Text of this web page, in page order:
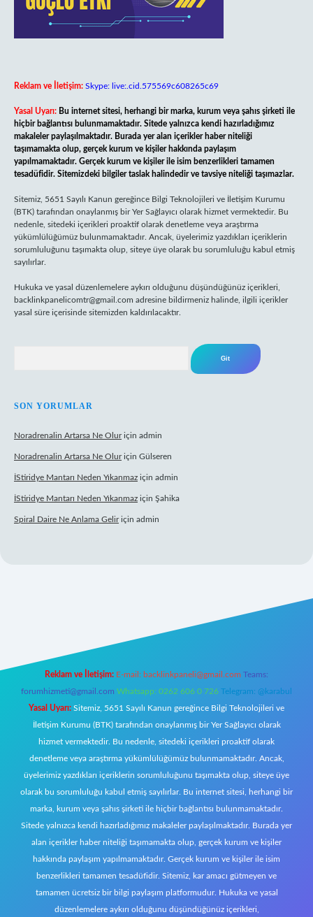
Reklam ve İletişim: Skype: live:.cid.575569c608265c69
Yasal Uyarı: Bu internet sitesi, herhangi bir marka, kurum veya şahıs şirketi ile
hiçbir bağlantısı bulunmamaktadır. Sitede yalnızca kendi hazırladığımız
makaleler paylaşılmaktadır. Burada yer alan içerikler haber niteliği
taşımamakta olup, gerçek kurum ve kişiler hakkında paylaşım
yapılmamaktadır. Gerçek kurum ve kişiler ile isim benzerlikleri tamamen
tesadüfidir. Sitemizdeki bilgiler taslak halindedir ve tavsiye niteliği taşımazlar.
Sitemiz, 5651 Sayılı Kanun gereğince Bilgi Teknolojileri ve İletişim Kurumu
(BTK) tarafından onaylanmış bir Yer Sağlayıcı olarak hizmet vermektedir. Bu
nedenle, sitedeki içerikleri proaktif olarak denetleme veya araştırma
yükümlülüğümüz bulunmamaktadır. Ancak, üyelerimiz yazdıkları içeriklerin
sorumluluğunu taşımakta olup, siteye üye olarak bu sorumluluğu kabul etmiş
sayılırlar.
Hukuka ve yasal düzenlemelere aykırı olduğunu düşündüğünüz içerikleri,
backlinkpanelicomtr@gmail.com adresine bildirmeniz halinde, ilgili içerikler
yasal süre içerisinde sitemizden kaldırılacaktır.
SON YORUMLAR
Noradrenalin Artarsa Ne Oluriçin admin
Noradrenalin Artarsa Ne Oluriçin Gülseren
İStiridye Mantarı Neden Yıkanmaz için admin
İStiridye Mantarı Neden Yıkanmaz için Şahika
Spiral Daire Ne Anlama Geliriçin admin
Reklam ve İletişim: E-mail: backlinkpaneli@gmail.com Teams:
forumhizmeti@gmail.com Whatsapp: 0262 606 0 726 Telegram: @karabul
Yasal Uyarı: Sitemiz, 5651 Sayılı Kanun gereğince Bilgi Teknolojileri ve
İletişim Kurumu (BTK) tarafından onaylanmış bir Yer Sağlayıcı olarak
hizmet vermektedir. Bu nedenle, sitedeki içerikleri proaktif olarak
denetleme veya araştırma yükümlülüğümüz bulunmamaktadır. Ancak,
üyelerimiz yazdıkları içeriklerin sorumluluğunu taşımakta olup, siteye üye
olarak bu sorumluluğu kabul etmiş sayılırlar. Bu internet sitesi, herhangi bir
marka, kurum veya şahıs şirketi ile hiçbir bağlantısı bulunmamaktadır.
Sitede yalnızca kendi hazırladığımız makaleler paylaşılmaktadır. Burada yer
alan içerikler haber niteliği taşımamakta olup, gerçek kurum ve kişiler
hakkında paylaşım yapılmamaktadır. Gerçek kurum ve kişiler ile isim
benzerlikleri tamamen tesadüfidir. Sitemiz, kar amacı gütmeyen ve
tamamen ücretsiz bir bilgi paylaşım platformudur. Hukuka ve yasal
düzenlemelere aykırı olduğunu düşündüğünüz içerikleri,